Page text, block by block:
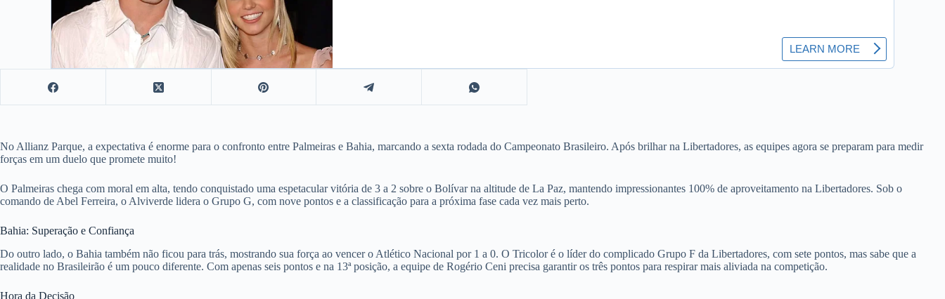
No Allianz Parque, a expectativa é enorme para o confronto entre Palmeiras e Bahia, marcando a sexta rodada do Campeonato Brasileiro. Após brilhar na Libertadores, as equipes agora se preparam para medir
forças em um duelo que promete muito!
O Palmeiras chega com moral em alta, tendo conquistado uma espetacular vitória de 3 a 2 sobre o Bolívar na altitude de La Paz, mantendo impressionantes 100% de aproveitamento na Libertadores. Sob o
comando de Abel Ferreira, o Alviverde lidera o Grupo G, com nove pontos e a classificação para a próxima fase cada vez mais perto.
Bahia: Superação e Confiança
Do outro lado, o Bahia também não ficou para trás, mostrando sua força ao vencer o Atlético Nacional por 1 a 0. O Tricolor é o líder do complicado Grupo F da Libertadores, com sete pontos, mas sabe que a
realidade no Brasileirão é um pouco diferente. Com apenas seis pontos e na 13ª posição, a equipe de Rogério Ceni precisa garantir os três pontos para respirar mais aliviada na competição.
Hora da Decisão